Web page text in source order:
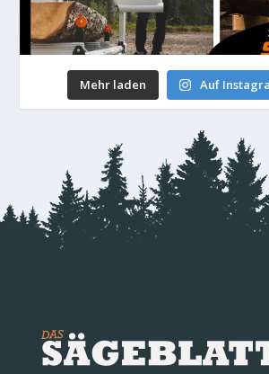
Mehr laden Auf